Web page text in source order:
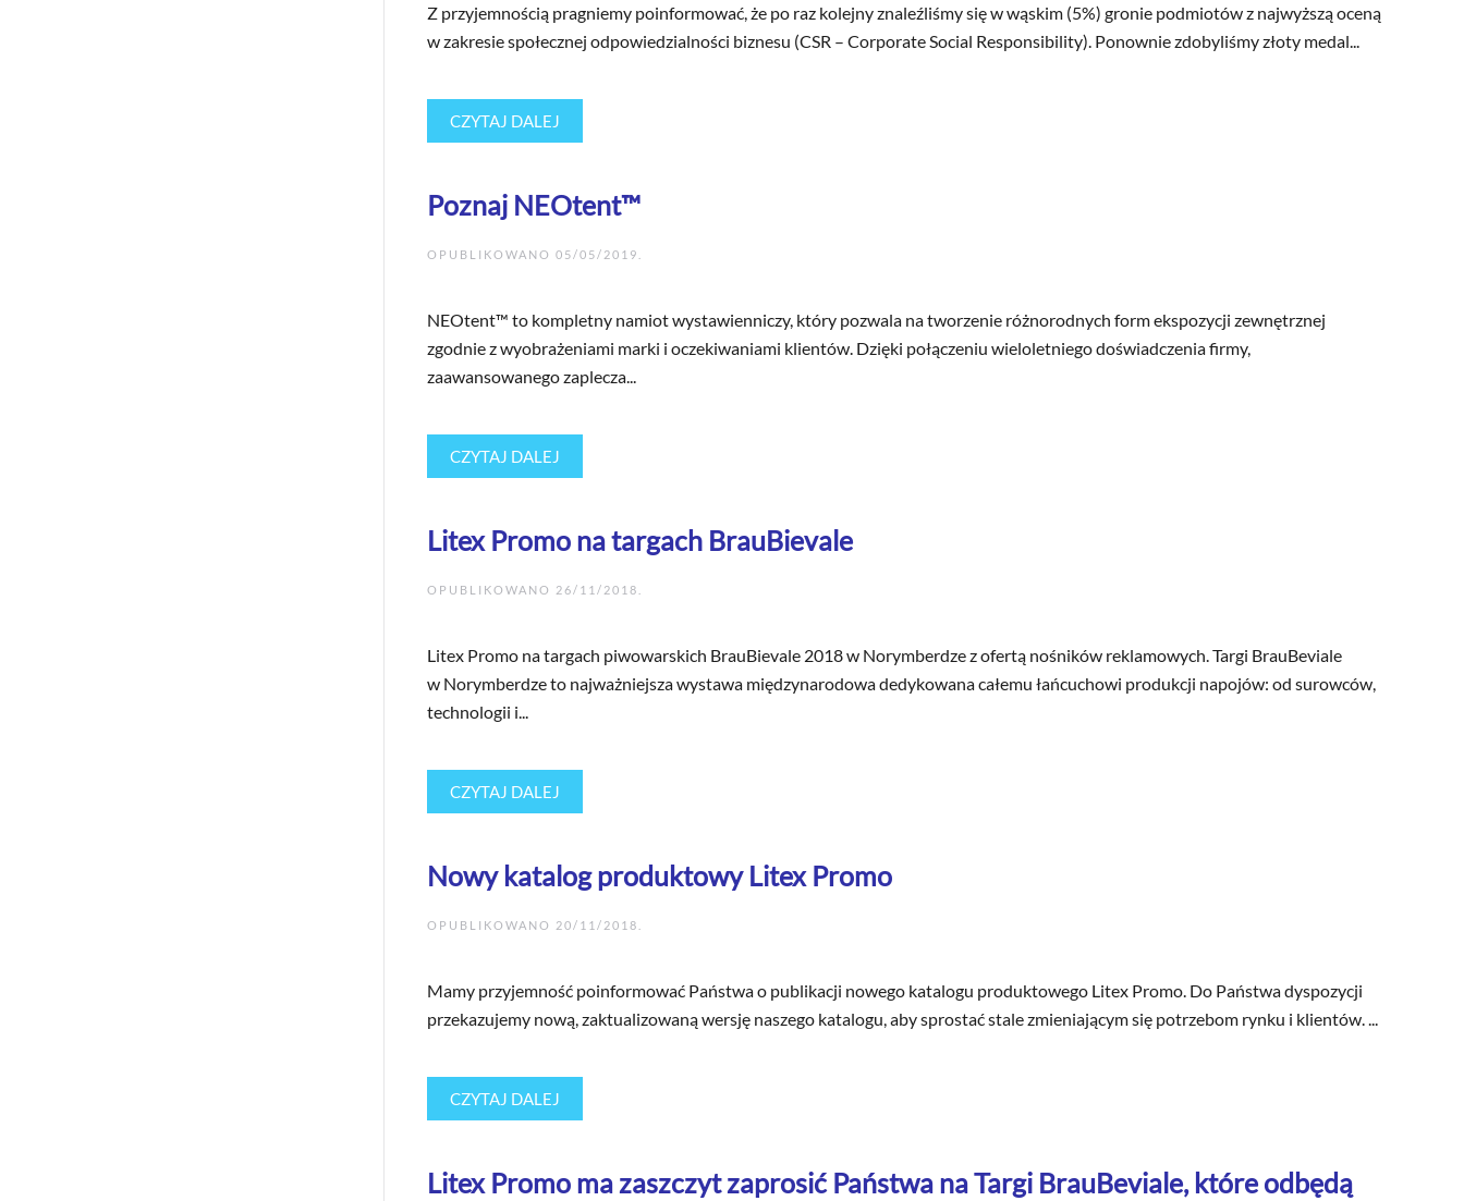
Z przyjemnością pragniemy poinformować, że po raz kolejny znaleźliśmy się w wąskim (5%) gronie podmiotów z najwyższą oceną
w zakresie społecznej odpowiedzialności biznesu (CSR – Corporate Social Responsibility). Ponownie zdobyliśmy złoty medal...
CZYTAJ DALEJ
Poznaj NEOtent™
OPUBLIKOWANO 05/05/2019
NEOtent™ to kompletny namiot wystawienniczy, który pozwala na tworzenie różnorodnych form ekspozycji zewnętrznej
zgodnie z wyobrażeniami marki i oczekiwaniami klientów. Dzięki połączeniu wieloletniego doświadczenia firmy,
zaawansowanego zaplecza...
CZYTAJ DALEJ
Litex Promo na targach BrauBievale
OPUBLIKOWANO 26/11/2018
Litex Promo na targach piwowarskich BrauBievale 2018 w Norymberdze z ofertą nośników reklamowych. Targi BrauBeviale
w Norymberdze to najważniejsza wystawa międzynarodowa dedykowana całemu łańcuchowi produkcji napojów: od surowców,
technologii i...
CZYTAJ DALEJ
Nowy katalog produktowy Litex Promo
OPUBLIKOWANO 20/11/2018
Mamy przyjemność poinformować Państwa o publikacji nowego katalogu produktowego Litex Promo. Do Państwa dyspozycji
przekazujemy nową, zaktualizowaną wersję naszego katalogu, aby sprostać stale zmieniającym się potrzebom rynku i klientów. ...
CZYTAJ DALEJ
Litex Promo ma zaszczyt zaprosić Państwa na Targi BrauBeviale, które odbędą